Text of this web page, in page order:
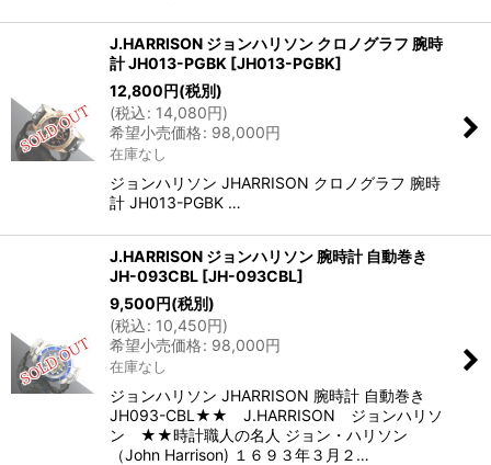
J.HARRISON ジョンハリソン クロノグラフ 腕時
計 JH013-PGBK [JH013-PGBK]
12,800円(税別)
(税込: 14,080円)
希望小売価格: 98,000円
在庫なし
ジョンハリソン JHARRISON クロノグラフ 腕時
計 JH013-PGBK …
J.HARRISON ジョンハリソン 腕時計 自動巻き
JH-093CBL [JH-093CBL]
9,500円(税別)
(税込: 10,450円)
希望小売価格: 98,000円
在庫なし
ジョンハリソン JHARRISON 腕時計 自動巻き
JH093-CBL★★ J.HARRISON ジョンハリソ
ン ★★時計職人の名人 ジョン・ハリソン
（John Harrison) １６９３年３月２…